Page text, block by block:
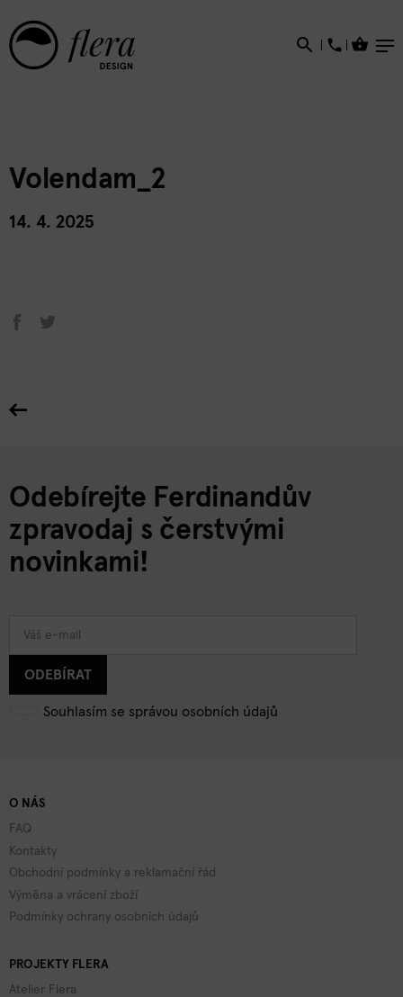
Volendam_2
14. 4. 2025
Odebírejte Ferdinandův
zpravodaj s čerstvými
novinkami!
ODEBÍRAT
Souhlasím se správou osobních údajů
O NÁS
FAQ
Kontakty
Obchodní podmínky a reklamační řád
Výměna a vrácení zboží
Podmínky ochrany osobních údajů
PROJEKTY FLERA
Atelier Flera